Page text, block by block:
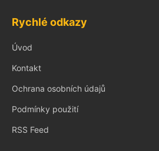
Rychlé odkazy
Úvod
Kontakt
Ochrana osobních údajů
Podmínky použití
RSS Feed